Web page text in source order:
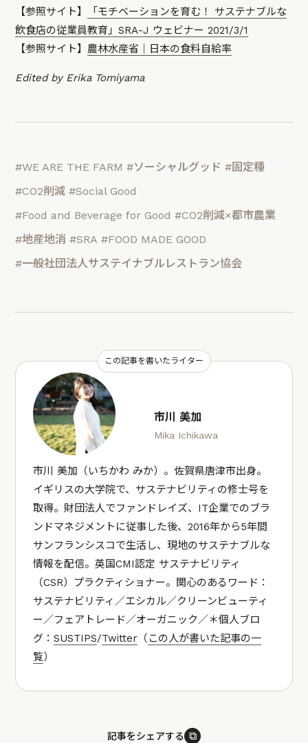
【参照サイト】
「モチベーションを育む！ サステナブルな
飲食店の従業員教育」SRA-J ウェビナー 2021/3/1
【参照サイト】 農林水産省｜日本の食料自給率
Edited by Erika Tomiyama
#WE ARE THE FARM #ソーシャルグッド #固定種
#CO2削減 #Social Good
#Food and Beverage for Good #CO2削減×都市農業
#地産地消 #SRA #FOOD MADE GOOD
#一般社団法人サステイナブルレストラン協会
この記事を書いたライター
市川 美加
Mika Ichikawa
市川 美加（いちかわ みか）。佐賀県唐津市出身。
イギリスの大学院で、サステナビリティの修士号を
取得。財団法人でファンドレイズ、IT企業でのブラ
ンドマネジメントに従事した後、2016年から5年間
サンフランシスコで生活し、現地のサステナブルな
情報を配信。英国CMI認定 サステナビリティ
（CSR）プラクティショナー。関心のあるワード：
サステナビリティ／エシカル／クリーンビューティ
ー／フェアトレード／オーガニック／＊個人ブロ
グ：SUSTIPS/Twitter （この人が書いた記事の一
覧）
記事をシェアする ⧉